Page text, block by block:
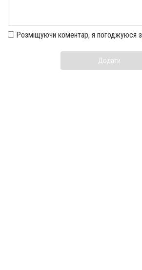
Розміщуючи коментар, я погоджуюся з
Додати